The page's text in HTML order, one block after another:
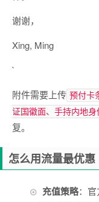
谢谢，
Xing, Ming
`
附件需要上传 预付卡
证国徽面、手持内地身
复。
怎么用流量最优惠
充值策略：官